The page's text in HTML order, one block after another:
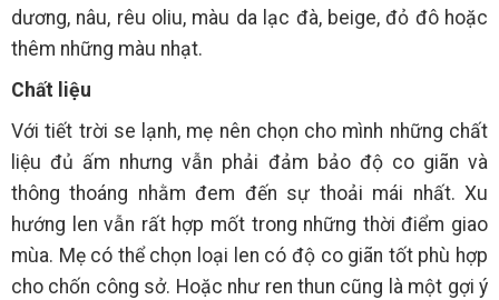
dương, nâu, rêu oliu, màu da lạc đà, beige, đỏ đô hoặc
thêm những màu nhạt.
Chất liệu
Với tiết trời se lạnh, mẹ nên chọn cho mình những chất
liệu đủ ấm nhưng vẫn phải đảm bảo độ co giãn và
thông thoáng nhằm đem đến sự thoải mái nhất. Xu
hướng len vẫn rất hợp mốt trong những thời điểm giao
mùa. Mẹ có thể chọn loại len có độ co giãn tốt phù hợp
cho chốn công sở. Hoặc như ren thun cũng là một gợi ý